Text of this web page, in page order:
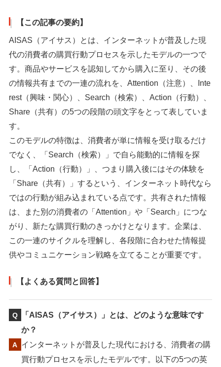
【この記事の要約】
AISAS（アイサス）とは、インターネットが普及した現
代の消費者の購買行動プロセスを示したモデルの一つで
す。商品やサービスを認知してから購入に至り、その後
の情報共有までの一連の流れを、Attention（注意）、Inte
rest（興味・関心）、Search（検索）、Action（行動）、
Share（共有）の5つの段階の頭文字をとって表していま
す。
このモデルの特徴は、消費者が単に情報を受け取るだけ
でなく、「Search（検索）」で自ら能動的に情報を探
し、「Action（行動）」、つまり購入後にはその体験を
「Share（共有）」するという、インターネット時代なら
ではの行動が組み込まれている点です。共有された情報
は、また別の消費者の「Attention」や「Search」につな
がり、新たな購買行動のきっかけとなります。企業は、
この一連のサイクルを理解し、各段階に合わせた情報提
供やコミュニケーション戦略を立てることが重要です。
【よくある質問と回答】
「AISAS（アイサス）」とは、どのような意味です
か？
インターネットが普及した現代における、消費者の購
買行動プロセスを示したモデルです。以下の5つの英